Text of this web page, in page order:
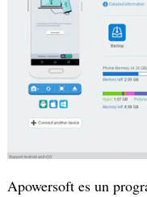
Apowersoft es un